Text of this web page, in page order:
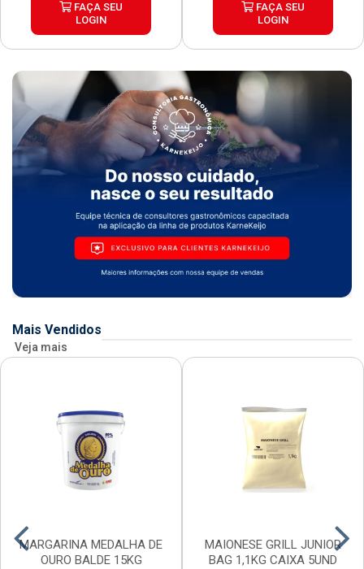
FAÇA SEU
LOGIN
FAÇA SEU
LOGIN
Mais Vendidos
Veja mais
MARGARINA MEDALHA DE
OURO BALDE 15KG
MAIONESE GRILL JUNIOR
BAG 1,1KG CAIXA 5UND